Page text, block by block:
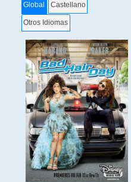
Global Castellano
Otros Idiomas